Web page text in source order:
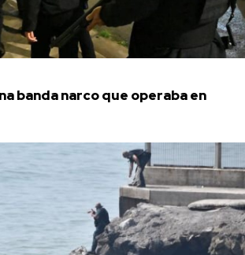
banda narco que operaba en